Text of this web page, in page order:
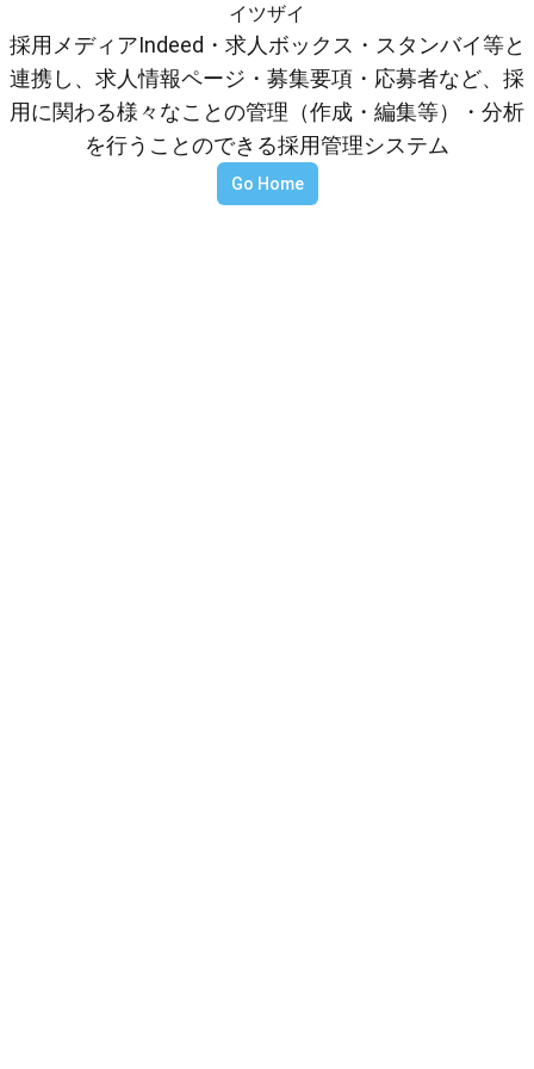
イツザイ
採用メディアIndeed・求人ボックス・スタンバイ等と
連携し、求人情報ページ・募集要項・応募者など、採
用に関わる様々なことの管理（作成・編集等）・分析
を行うことのできる採用管理システム
Go Home